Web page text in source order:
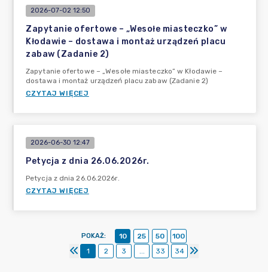
2026-07-02 12:50
Zapytanie ofertowe – „Wesołe miasteczko” w
Kłodawie – dostawa i montaż urządzeń placu
zabaw (Zadanie 2)
Zapytanie ofertowe – „Wesołe miasteczko” w Kłodawie –
dostawa i montaż urządzeń placu zabaw (Zadanie 2)
CZYTAJ WIĘCEJ
2026-06-30 12:47
Petycja z dnia 26.06.2026r.
Petycja z dnia 26.06.2026r.
CZYTAJ WIĘCEJ
POKAŻ: 10 25 50
100
1
2 3 ... 33 34